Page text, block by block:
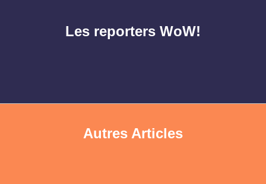
Les reporters WoW!
Autres Articles